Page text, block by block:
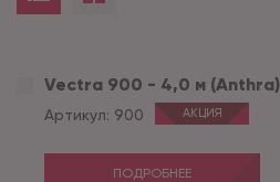
Vectra 900 - 4,0 м (Anthra)
Артикул: 900 АКЦИЯ
ПОДРОБНЕЕ